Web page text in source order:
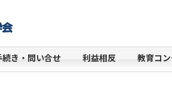
続き・問い合せ 利益相反 教育コ